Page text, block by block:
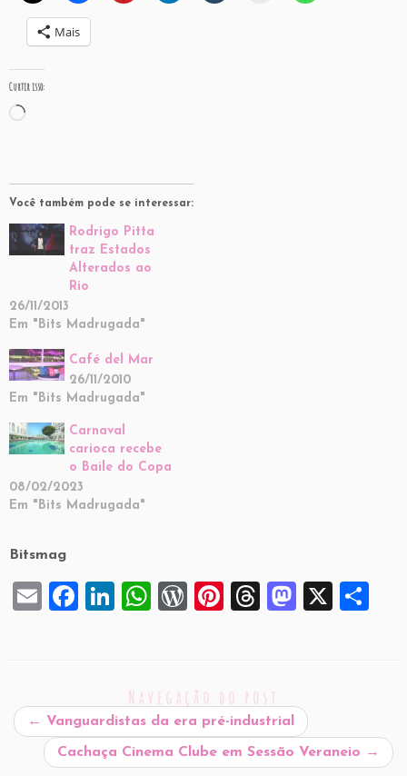
Mais
Curtir isso:
Carregando...
Você também pode se interessar:
Rodrigo Pitta
traz Estados
Alterados ao
Rio
26/11/2013
Em "Bits Madrugada"
Café del Mar
26/11/2010
Em "Bits Madrugada"
Carnaval
carioca recebe
o Baile do Copa
08/02/2023
Em "Bits Madrugada"
Bitsmag
E
F
b
o
Li
e
dI
n
W
A
p
W
P
re
ss
Pi
t
T
d
s
M
d
o
X
Navegação do post
← Vanguardistas da era pré-industrial
Cachaça Cinema Clube em Sessão Veraneio →